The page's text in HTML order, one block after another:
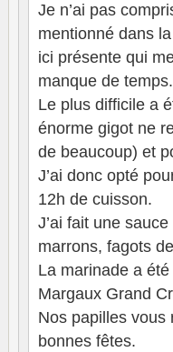
Je n’ai pas
mentionné dans
ici présente qui
manque de temps.
Le plus difficile a
énorme gigot ne
de beaucoup) et
J’ai donc opté
12h de cuisson.
J’ai fait une
marrons, fagots
La marinade a
Margaux Grand
Nos papilles vous
bonnes fêtes.